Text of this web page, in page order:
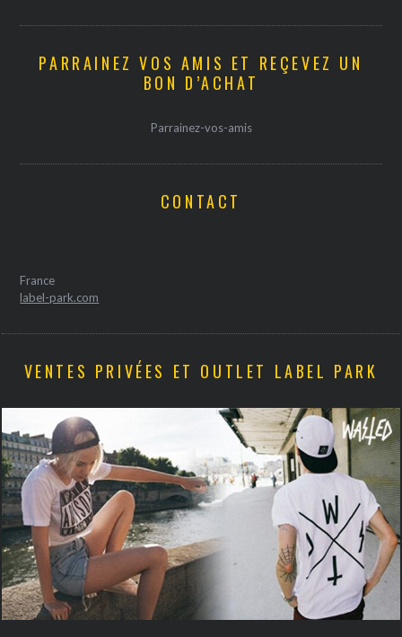
PARRAINEZ VOS AMIS ET REÇEVEZ UN
BON D’ACHAT
Parrainez-vos-amis
CONTACT
France
label-park.com
VENTES PRIVÉES ET OUTLET LABEL PARK